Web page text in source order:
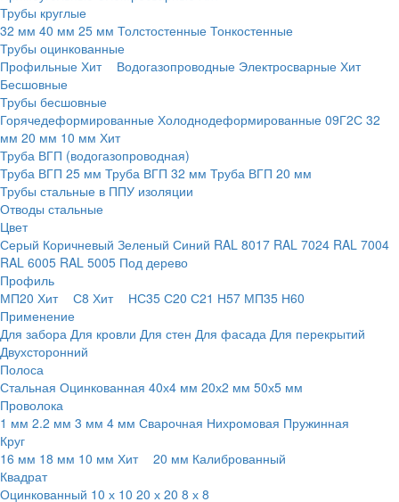
Трубы круглые
32 мм 40 мм 25 мм Толстостенные Тонкостенные
Трубы оцинкованные
Профильные Хит Водогазопроводные Электросварные Хит
Бесшовные
Трубы бесшовные
Горячедеформированные Холоднодеформированные 09Г2С 32
мм 20 мм 10 мм Хит
Труба ВГП (водогазопроводная)
Труба ВГП 25 мм Труба ВГП 32 мм Труба ВГП 20 мм
Трубы стальные в ППУ изоляции
Отводы стальные
Цвет
Серый Коричневый Зеленый Синий RAL 8017 RAL 7024 RAL 7004
RAL 6005 RAL 5005 Под дерево
Профиль
МП20 Хит С8 Хит НС35 С20 С21 Н57 МП35 Н60
Применение
Для забора Для кровли Для стен Для фасада Для перекрытий
Двухсторонний
Полоса
Стальная Оцинкованная 40х4 мм 20х2 мм 50х5 мм
Проволока
1 мм 2.2 мм 3 мм 4 мм Сварочная Нихромовая Пружинная
Круг
16 мм 18 мм 10 мм Хит 20 мм Калиброванный
Квадрат
Оцинкованный 10 х 10 20 х 20 8 х 8